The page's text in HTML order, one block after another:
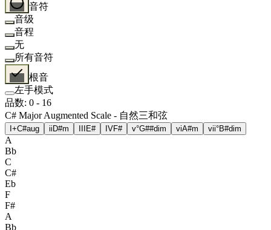
音符
音级
音程
无
所有音符
根音
左手模式
品数: 0 - 16
C# Major Augmented Scale - 自然三和弦
I+C#aug ii D#m E# IVF# v°G##dim viA#m vii°B#dim
A
Bb
C
C#
Eb
F
F#
A
Bb